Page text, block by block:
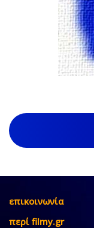
επικοινωνία
περί filmy.gr